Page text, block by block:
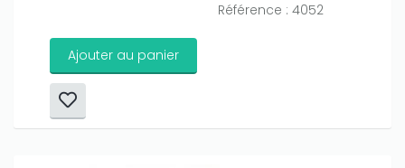
Référence : 4052
Ajouter au panier